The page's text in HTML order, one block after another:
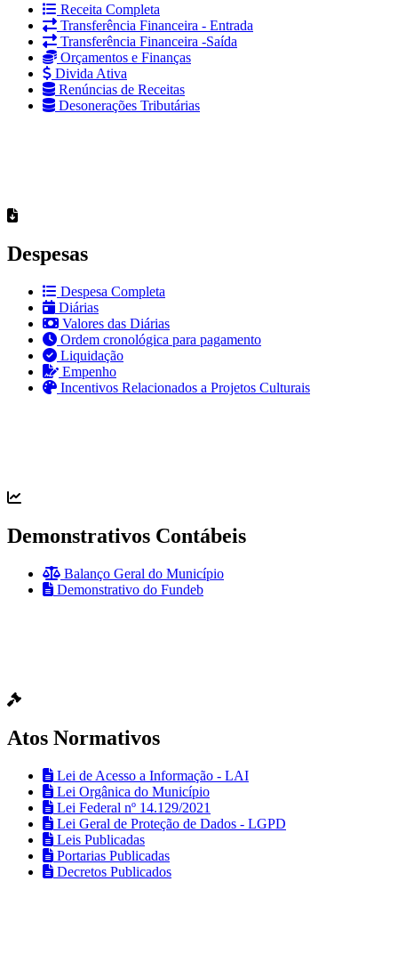
Receita Completa
Transferência Financeira - Entrada
Transferência Financeira -Saída
Orçamentos e Finanças
Divida Ativa
Renúncias de Receitas
Desonerações Tributárias
Despesas
Despesa Completa
Diárias
Valores das Diárias
Ordem cronológica para pagamento
Liquidação
Empenho
Incentivos Relacionados a Projetos Culturais
Demonstrativos Contábeis
Balanço Geral do Município
Demonstrativo do Fundeb
Atos Normativos
Lei de Acesso a Informação - LAI
Lei Orgânica do Município
Lei Federal nº 14.129/2021
Lei Geral de Proteção de Dados - LGPD
Leis Publicadas
Portarias Publicadas
Decretos Publicados